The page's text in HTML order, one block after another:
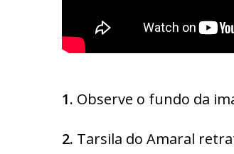
1. Observe o fundo da
2. Tarsila do Amaral